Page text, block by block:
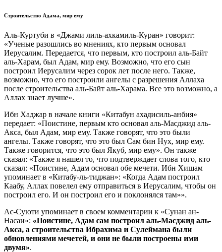
Строительство Адама, мир ему
Аль-Куртуби в «Джами лиль-ахкамиль-Куран» говорит:
«Ученые разошлись во мнениях, кто первым основал
Иерусалим. Передается, что первым, кто построил аль-Байт
аль-Харам, был Адам, мир ему. Возможно, что его сын
построил Иерусалим через сорок лет после него. Также,
возможно, что его построили ангелы с разрешения Аллаха
после строительства аль-Байт аль-Харама. Все это возможно, а
Аллах знает лучше».
Ибн Хаджар в начале книги «Китабун ахадисиль-анбия»
передает: «Поистине, первым кто основал аль-Масджид аль-
Акса, был Адам, мир ему. Также говорят, что это были
ангелы. Также говорят, что это был Сам бин Нух, мир ему.
Также говорится, что это был Якуб, мир ему». Он также
сказал: «Также я нашел то, что подтверждает слова того, кто
сказал: «Поистине, Адам основал обе мечети. Ибн Хишам
упоминает в «Китабу-ль-тиджан»: «Когда Адам построил
Каабу, Аллах повелел ему отправиться в Иерусалим, чтобы он
построил его. И он построил его и поклонялся там»».
Ас-Суюти упоминает в своем комментарии к «Сунан ан-
Насаи»: «Поистине, Адам сам построил аль-Масджид аль-
Акса, а строительства Ибрахима и Сулеймана были
обновлениями мечетей, и они не были построены ими
двумя».